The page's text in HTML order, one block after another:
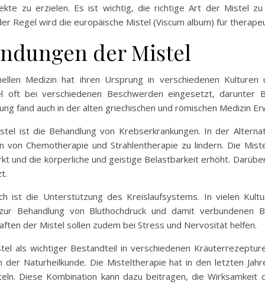
zu erzielen. Es ist wichtig, die richtige Art der Mistel
Regel wird die europäische Mistel (Viscum album) für
der Mistel
Medizin hat ihren Ursprung in verschiedenen Kulturen
oft bei verschiedenen Beschwerden eingesetzt, darunter
fand auch in der alten griechischen und römischen Medizin
ist die Behandlung von Krebserkrankungen. In der
von Chemotherapie und Strahlentherapie zu lindern. Die
und die körperliche und geistige Belastbarkeit erhöht.
ist die Unterstützung des Kreislaufsystems. In vielen
Behandlung von Bluthochdruck und damit verbundenen
der Mistel sollen zudem bei Stress und Nervosität helfen.
als wichtiger Bestandteil in verschiedenen
Naturheilkunde. Die Misteltherapie hat in den letzten
Diese Kombination kann dazu beitragen, die